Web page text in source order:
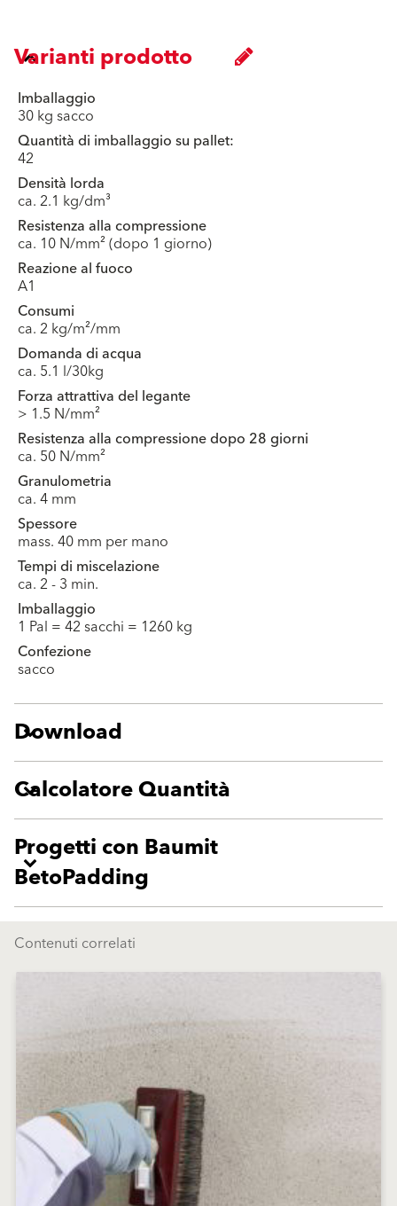
Varianti prodotto
Imballaggio
30 kg sacco
Quantità di imballaggio su pallet:
42
Densità lorda
ca. 2.1 kg/dm³
Resistenza alla compressione
ca. 10 N/mm² (dopo 1 giorno)
Reazione al fuoco
A1
Consumi
ca. 2 kg/m²/mm
Domanda di acqua
ca. 5.1 l/30kg
Forza attrattiva del legante
> 1.5 N/mm²
Resistenza alla compressione dopo 28 giorni
ca. 50 N/mm²
Granulometria
ca. 4 mm
Spessore
mass. 40 mm per mano
Tempi di miscelazione
ca. 2 - 3 min.
Imballaggio
1 Pal = 42 sacchi = 1260 kg
Confezione
sacco
Download
Calcolatore Quantità
Progetti con Baumit
BetoPadding
Contenuti correlati